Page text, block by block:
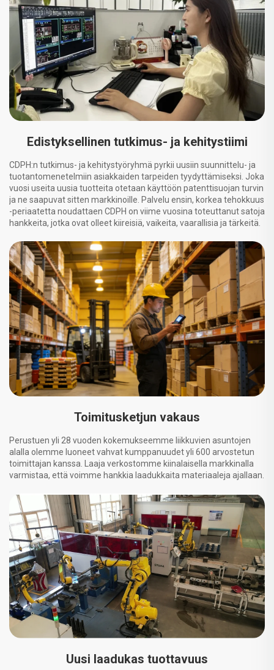
Edistyksellinen tutkimus- ja kehitystiimi
CDPH:n tutkimus- ja kehitystyöryhmä pyrkii uusiin suunnittelu- ja
tuotantomenetelmiin asiakkaiden tarpeiden tyydyttämiseksi. Joka
vuosi useita uusia tuotteita otetaan käyttöön patenttisuojan turvin
ja ne saapuvat sitten markkinoille. Palvelu ensin, korkea tehokkuus
-periaatetta noudattaen CDPH on viime vuosina toteuttanut satoja
hankkeita, jotka ovat olleet kiireisiä, vaikeita, vaarallisia ja tärkeitä.
Toimitusketjun vakaus
Perustuen yli 28 vuoden kokemukseemme liikkuvien asuntojen
alalla olemme luoneet vahvat kumppanuudet yli 600 arvostetun
toimittajan kanssa. Laaja verkostomme kiinalaisella markkinalla
varmistaa, että voimme hankkia laadukkaita materiaaleja ajallaan.
Uusi laadukas tuottavuus